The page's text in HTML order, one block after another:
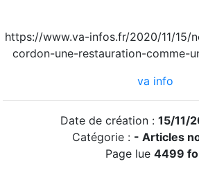
https://www.va-infos.fr/2020/11/15/
cordon-une-restauration-comme-
va info
Date de création : 15/11/
Catégorie : - Articles
Page lue 4499